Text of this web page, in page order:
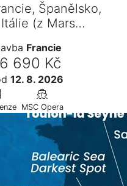
Španělsko,
(z Mars…
Francie
690 Kč
12. 8. 2026
MSC Opera